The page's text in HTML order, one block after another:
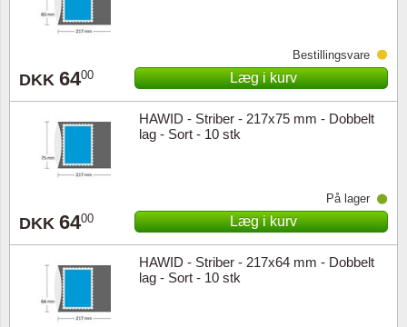
DKK 6400
Bestillingsvare
Læg i kurv
HAWID - Striber - 217x75 mm - Dobbelt
lag - Sort - 10 stk
DKK 6400
På lager
Læg i kurv
HAWID - Striber - 217x64 mm - Dobbelt
lag - Sort - 10 stk